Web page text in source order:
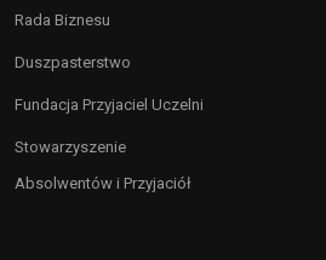
Rada Biznesu
Duszpasterstwo
Fundacja Przyjaciel Uczelni
Stowarzyszenie
Absolwentów i Przyjaciół